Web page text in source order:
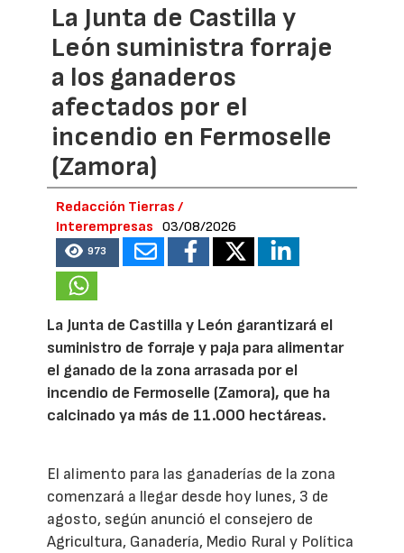
La Junta de Castilla y
León suministra forraje
a los ganaderos
afectados por el
incendio en Fermoselle
(Zamora)
Redacción Tierras /
Interempresas
03/08/2026
973
La Junta de Castilla y León garantizará el
suministro de forraje y paja para alimentar
el ganado de la zona arrasada por el
incendio de Fermoselle (Zamora), que ha
calcinado ya más de 11.000 hectáreas.
El alimento para las ganaderías de la zona
comenzará a llegar desde hoy lunes, 3 de
agosto, según anunció el consejero de
Agricultura, Ganadería, Medio Rural y Política